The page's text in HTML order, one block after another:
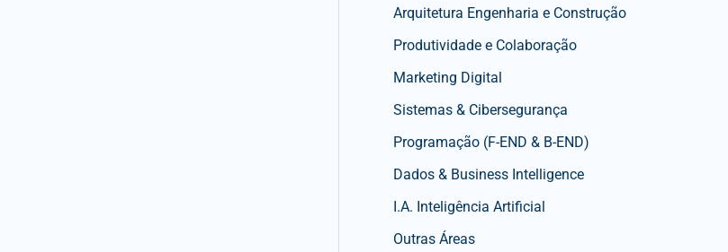
Arquitetura Engenharia e Construção
Produtividade e Colaboração
Marketing Digital
Sistemas & Cibersegurança
Programação (F-END & B-END)
Dados & Business Intelligence
I.A. Inteligência Artificial
Outras Áreas